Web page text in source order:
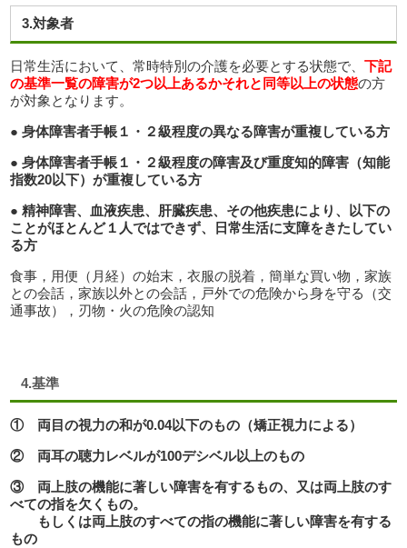
3.対象者
日常生活において、常時特別の介護を必要とする状態で、下記
の基準一覧の障害が2つ以上あるかそれと同等以上の状態の方
が対象となります。
● 身体障害者手帳１・２級程度の異なる障害が重複している方
● 身体障害者手帳１・２級程度の障害及び重度知的障害（知能
指数20以下）が重複している方
● 精神障害、血液疾患、肝臓疾患、その他疾患により、以下の
ことがほとんど１人ではできず、日常生活に支障をきたしてい
る方
食事，用便（月経）の始末，衣服の脱着，簡単な買い物，家族
との会話，家族以外との会話，戸外での危険から身を守る（交
通事故），刃物・火の危険の認知
4.基準
① 両目の視力の和が0.04以下のもの（矯正視力による）
② 両耳の聴力レベルが100デシベル以上のもの
③ 両上肢の機能に著しい障害を有するもの、又は両上肢のす
べての指を欠くもの。
もしくは両上肢のすべての指の機能に著しい障害を有する
もの